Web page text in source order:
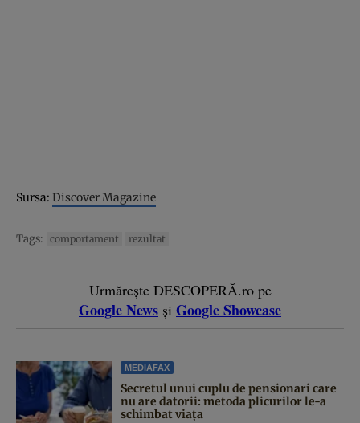
Sursa: Discover Magazine
Tags: comportament rezultat
Urmărește DESCOPERĂ.ro pe
Google News și Google Showcase
MEDIAFAX
Secretul unui cuplu de pensionari care
nu are datorii: metoda plicurilor le-a
schimbat viața